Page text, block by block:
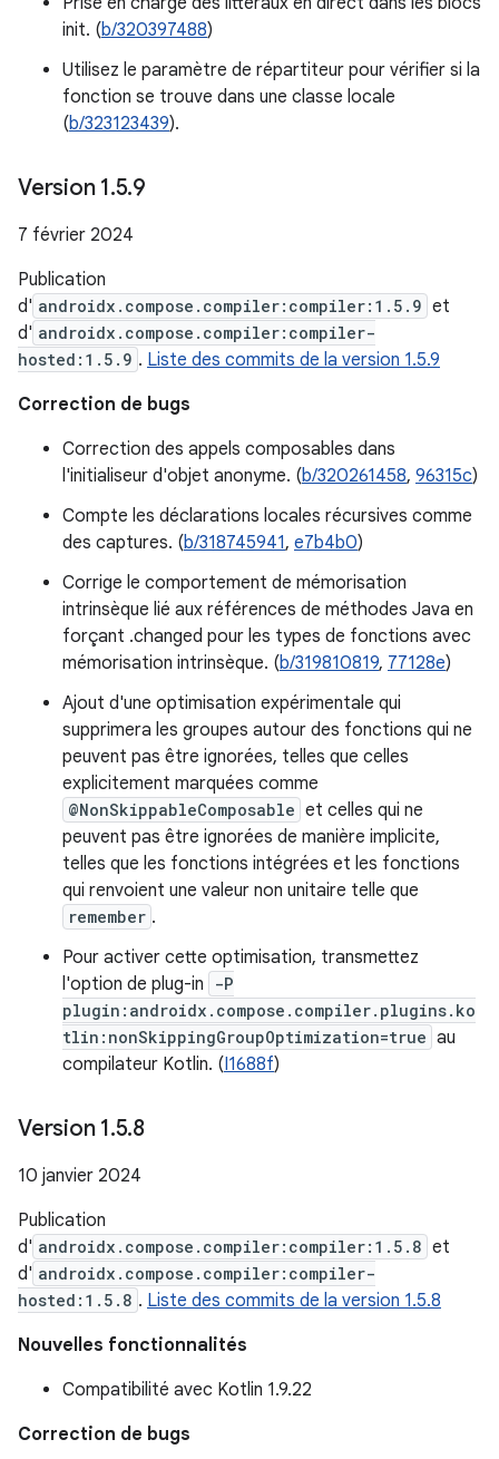
init. (b/320397488)
Utilisez le paramètre de répartiteur pour vérifier si la
fonction se trouve dans une classe locale
(b/323123439).
Version 1.5.9
7 février 2024
Publication
d' androidx.compose.compiler:compiler:1.5.9 et
d' androidx.compose.compiler:compiler-
hosted:1.5.9 . Liste des commits de la version 1.5.9
Correction de bugs
Correction des appels composables dans
l'initialiseur d'objet anonyme. (b/320261458, 96315c)
Compte les déclarations locales récursives comme
des captures. (b/318745941, e7b4b0)
Corrige le comportement de mémorisation
intrinsèque lié aux références de méthodes Java en
forçant .changed pour les types de fonctions avec
mémorisation intrinsèque. (b/319810819, 77128e)
Ajout d'une optimisation expérimentale qui
supprimera les groupes autour des fonctions qui ne
peuvent pas être ignorées, telles que celles
explicitement marquées comme
@NonSkippableComposable et celles qui ne
peuvent pas être ignorées de manière implicite,
telles que les fonctions intégrées et les fonctions
qui renvoient une valeur non unitaire telle que
remember .
Pour activer cette optimisation, transmettez
l'option de plug-in
-P
plugin:androidx.compose.compiler.plugins.ko
tlin:nonSkippingGroupOptimization=true au
compilateur Kotlin. (I1688f)
Version 1.5.8
10 janvier 2024
Publication
d' androidx.compose.compiler:compiler:1.5.8 et
d' androidx.compose.compiler:compiler-
hosted:1.5.8 . Liste des commits de la version 1.5.8
Nouvelles fonctionnalités
Compatibilité avec Kotlin 1.9.22
Correction de bugs